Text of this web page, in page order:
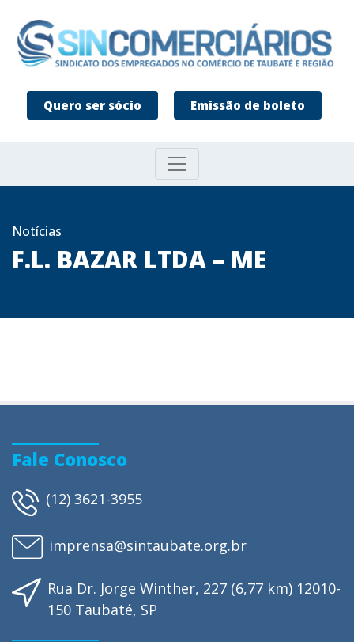
Quero ser sócio Emissão de boleto
Notícias
F.L. BAZAR LTDA – ME
Fale Conosco
(12) 3621-3955
imprensa@sintaubate.org.br
Rua Dr. Jorge Winther, 227 (6,77 km) 12010-
150 Taubaté, SP